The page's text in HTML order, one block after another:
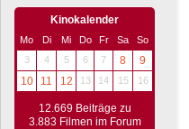
Kinokalender
Mo Di Mi Do Fr Sa
So
3
4 5 6 7 8
9
10
11 12 13 14 15 16
12.669 Beiträge zu
3.883 Filmen im Forum